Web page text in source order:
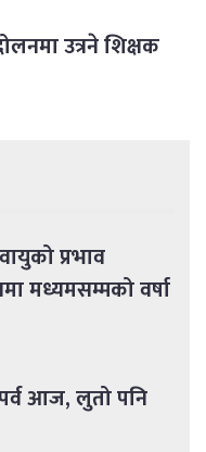
उत्रने शिक्षक
प्रभाव
मध्यमसम्मको वर्षा
आज, लुतो पनि